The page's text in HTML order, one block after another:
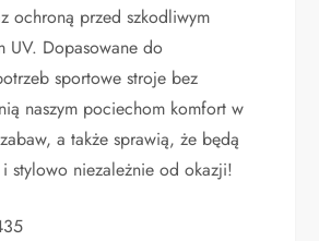
ochroną przed szkodliwym
UV. Dopasowane do
sportowe stroje bez
naszym pociechom komfort w
a także sprawią, że będą
i stylowo niezależnie od okazji!